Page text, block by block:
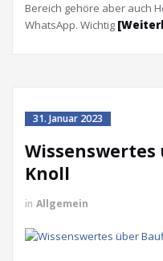
Bereich gehöre aber auch
WhatsApp. Wichtig
31. Januar 2023
Knoll
in Allgemein